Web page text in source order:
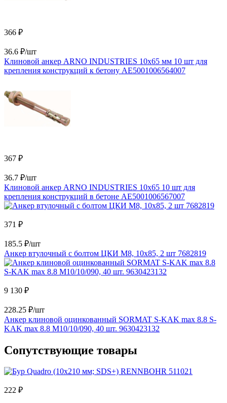
366 ₽
36.6 ₽/шт
Клиновой анкер ARNO INDUSTRIES 10х65 мм 10 шт для
крепления конструкций к бетону AE5001006564007
367 ₽
36.7 ₽/шт
Клиновой анкер ARNO INDUSTRIES 10х65 10 шт для
крепления конструкций в бетоне AE5001006567007
371 ₽
185.5 ₽/шт
Анкер втулочный с болтом ЦКИ М8, 10x85, 2 шт 7682819
9 130 ₽
228.25 ₽/шт
Анкер клиновой оцинкованный SORMAT S-KAK max 8.8 S-
KAK max 8.8 M10/10/090, 40 шт. 9630423132
Сопутствующие товары
222 ₽